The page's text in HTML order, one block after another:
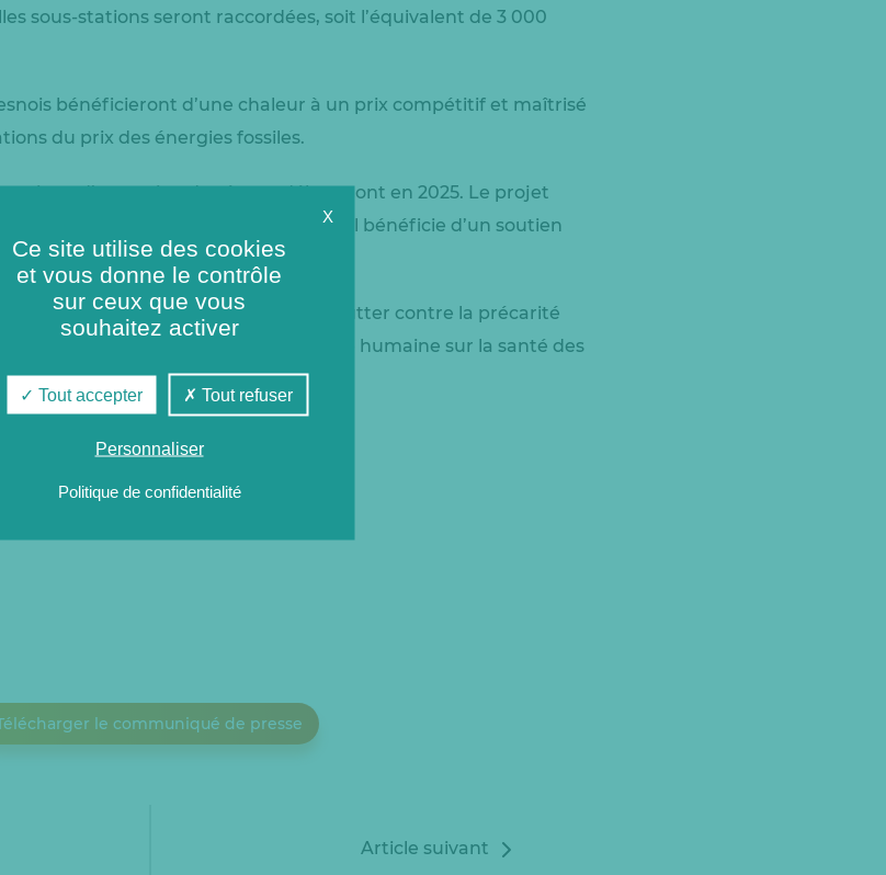
sous-stations seront raccordées, soit l’équivalent de 3 000
bénéficieront d’une chaleur à un prix compétitif et maîtrisé
du prix des énergies fossiles.
et d’extension du réseau débuteront en 2025. Le projet
de 31M€ pour le Groupe Coriance et il bénéficie d’un soutien
Île-de-France.
orientations fixées par la ville visant à lutter contre la précarité
en ville et limiter l’impact de l’activité humaine sur la santé des
le communiqué de presse
Article suivant
X
Ce site utilise des cookies
et vous donne le contrôle
sur ceux que vous
souhaitez activer
Tout accepter Tout refuser
Personnaliser
Politique de confidentialité